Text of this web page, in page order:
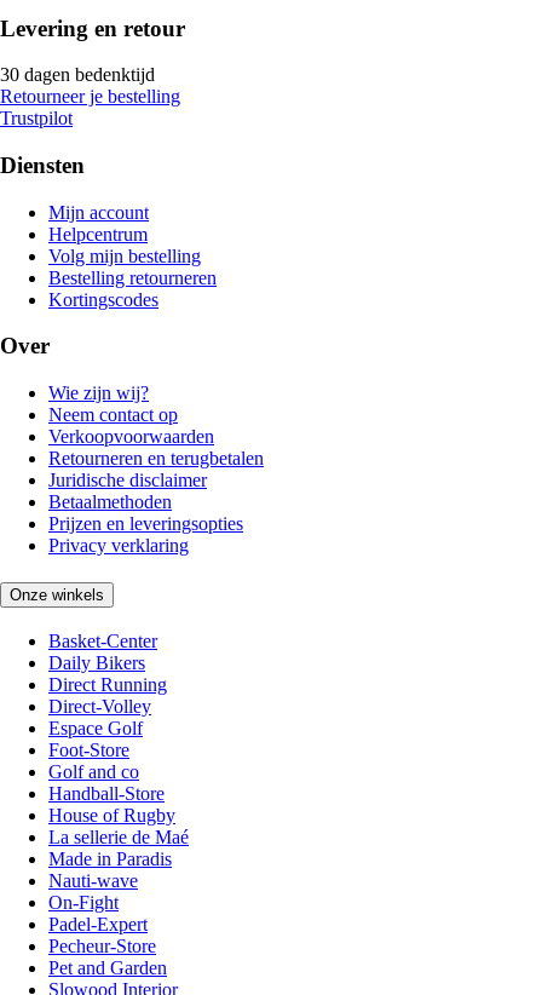
Levering en retour
30 dagen bedenktijd
Retourneer je bestelling
Trustpilot
Diensten
Mijn account
Helpcentrum
Volg mijn bestelling
Bestelling retourneren
Kortingscodes
Over
Wie zijn wij?
Neem contact op
Verkoopvoorwaarden
Retourneren en terugbetalen
Juridische disclaimer
Betaalmethoden
Prijzen en leveringsopties
Privacy verklaring
Onze winkels
Basket-Center
Daily Bikers
Direct Running
Direct-Volley
Espace Golf
Foot-Store
Golf and co
Handball-Store
House of Rugby
La sellerie de Maé
Made in Paradis
Nauti-wave
On-Fight
Padel-Expert
Pecheur-Store
Pet and Garden
Slowood Interior